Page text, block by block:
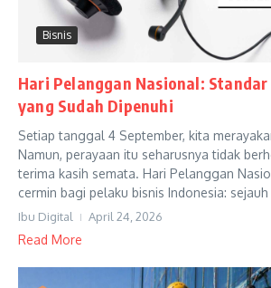
Bisnis
Hari Pelanggan Nasional:
yang Sudah Dipenuhi
Setiap tanggal 4 September, kita
Namun, perayaan itu seharusnya tidak
terima kasih semata. Hari Pelanggan
cermin bagi pelaku bisnis Indonesia:
Ibu Digital April 24, 2026
Read More